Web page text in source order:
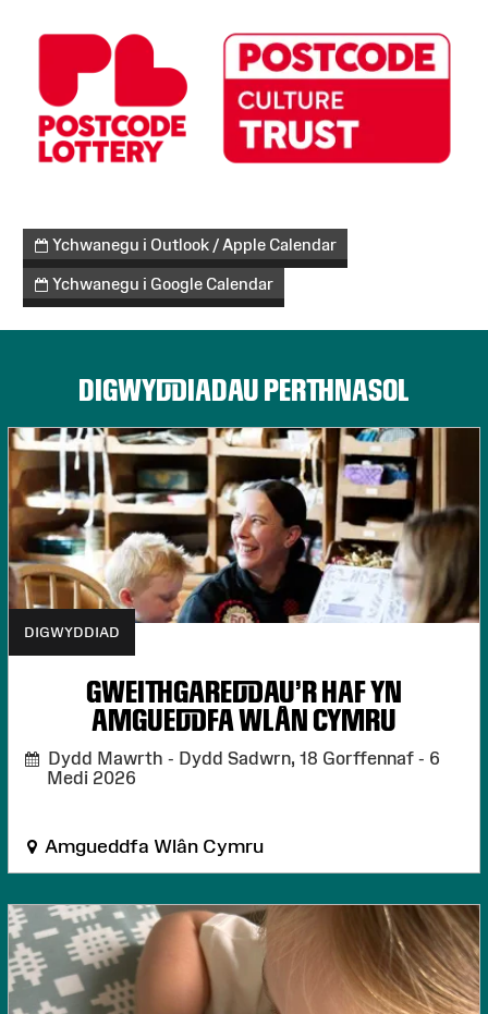
Ychwanegu i Outlook / Apple Calendar
Ychwanegu i Google Calendar
DIGWYDDIADAU PERTHNASOL
DIGWYDDIAD
GWEITHGAREDDAU'R HAF YN
AMGUEDDFA WLÂN CYMRU
Dydd Mawrth - Dydd Sadwrn, 18 Gorffennaf - 6
Medi 2026
Amgueddfa Wlân Cymru